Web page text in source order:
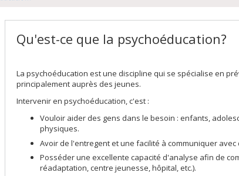
Qu'est-ce que la psychoéducation?
La psychoéducation est une discipline qui se spécialise en
principalement auprès des jeunes.
Intervenir en psychoéducation, c'est :
Vouloir aider des gens dans le besoin : enfants,
physiques.
Avoir de l'entregent et une facilité à communiquer avec
Posséder une excellente capacité d'analyse afin de
réadaptation, centre jeunesse, hôpital, etc.).